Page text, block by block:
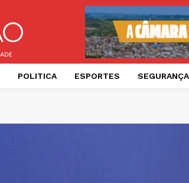
POLITICA ESPORTES SEGURANÇA